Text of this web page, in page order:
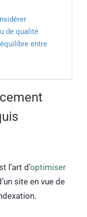
de qualité
entre
l’art d’optimiser
site en vue de